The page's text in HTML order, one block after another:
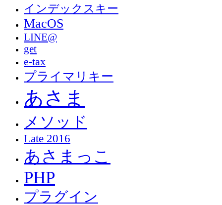
インデックスキー
MacOS
LINE@
get
e-tax
プライマリキー
あさま
メソッド
Late 2016
あさまっこ
PHP
プラグイン